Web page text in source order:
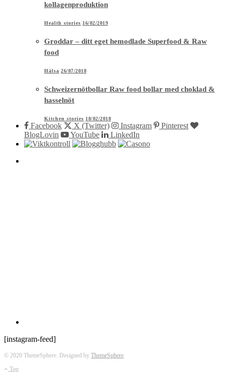
kollagenproduktion
Health stories 16/02/2019
Groddar – ditt eget hemodlade Superfood & Raw
food
Hälsa 26/07/2018
Schweizernötbollar Raw food bollar med choklad &
hasselnöt
Kitchen stories 18/02/2018
Facebook X (Twitter) Instagram
Pinterest
BlogLovin
YouTube LinkedIn
[instagram-feed]
© 2020 ThemeSphere. Designed by ThemeSphere.
Top